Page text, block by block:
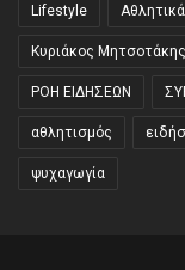
Lifestyle Αθλητικά
Κυριάκος Μητσοτάκης
ΡΟΗ ΕΙΔΗΣΕΩΝ
αθλητισμός
ψυχαγωγία